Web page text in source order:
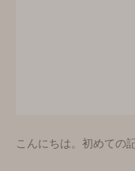
こんにちは。初めての